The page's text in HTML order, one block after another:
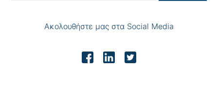
Ακολουθήστε μας στα Social Media